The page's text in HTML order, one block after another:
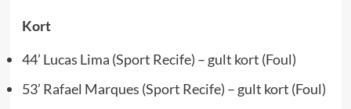
Kort
44’ Lucas Lima (Sport Recife) – gult kort (Foul)
53’ Rafael Marques (Sport Recife) – gult kort (Foul)